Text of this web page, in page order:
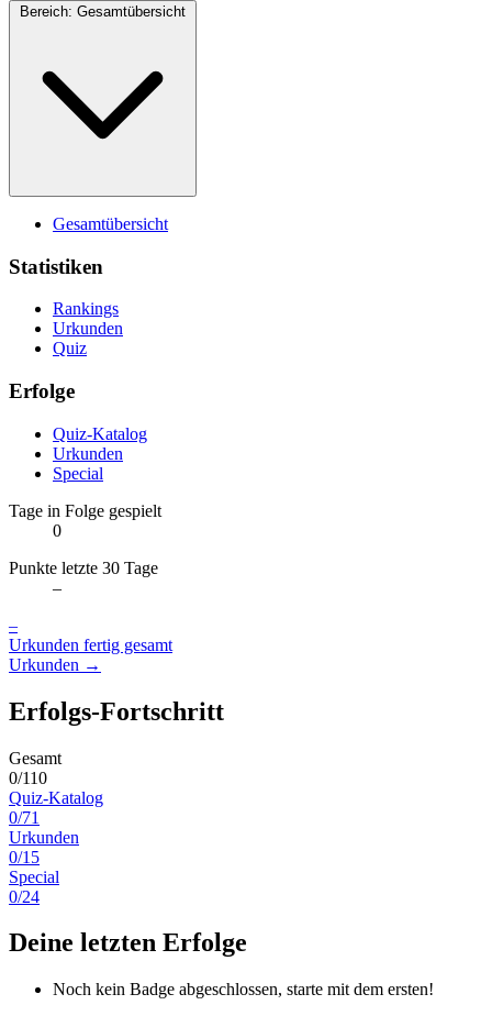
Bereich: Gesamtübersicht
Gesamtübersicht
Statistiken
Rankings
Urkunden
Quiz
Erfolge
Quiz-Katalog
Urkunden
Special
Tage in Folge gespielt
0
Punkte letzte 30 Tage
–
–
Urkunden fertig gesamt
Urkunden →
Erfolgs-Fortschritt
Gesamt
0/110
Quiz-Katalog
0/71
Urkunden
0/15
Special
0/24
Deine letzten Erfolge
Noch kein Badge abgeschlossen, starte mit dem ersten!